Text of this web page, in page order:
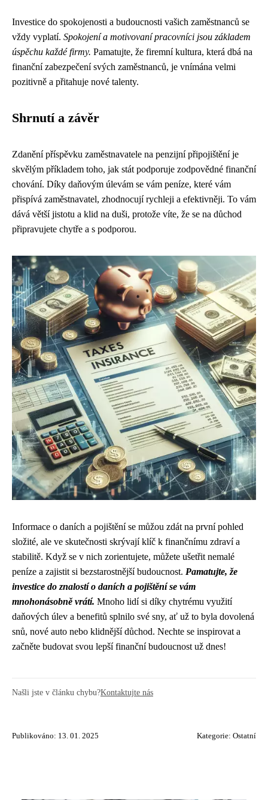
Investice do spokojenosti a budoucnosti vašich zaměstnanců se
vždy vyplatí. Spokojení a motivovaní pracovníci jsou základem
úspěchu každé firmy. Pamatujte, že firemní kultura, která dbá na
finanční zabezpečení svých zaměstnanců, je vnímána velmi
pozitivně a přitahuje nové talenty.
Shrnutí a závěr
Zdanění příspěvku zaměstnavatele na penzijní připojištění je
skvělým příkladem toho, jak stát podporuje zodpovědné finanční
chování. Díky daňovým úlevám se vám peníze, které vám
přispívá zaměstnavatel, zhodnocují rychleji a efektivněji. To vám
dává větší jistotu a klid na duši, protože víte, že se na důchod
připravujete chytře a s podporou.
Informace o daních a pojištění se můžou zdát na první pohled
složité, ale ve skutečnosti skrývají klíč k finančnímu zdraví a
stabilitě. Když se v nich zorientujete, můžete ušetřit nemalé
peníze a zajistit si bezstarostnější budoucnost. Pamatujte, že
investice do znalostí o daních a pojištění se vám
mnohonásobně vrátí. Mnoho lidí si díky chytrému využití
daňových úlev a benefitů splnilo své sny, ať už to byla dovolená
snů, nové auto nebo klidnější důchod. Nechte se inspirovat a
začněte budovat svou lepší finanční budoucnost už dnes!
Našli jste v článku chybu?Kontaktujte nás
Publikováno: 13. 01. 2025 Kategorie: Ostatní